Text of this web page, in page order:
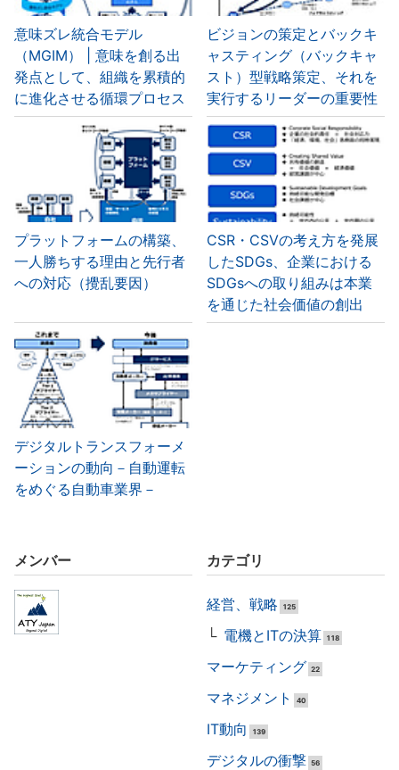
意味ズレ統合モデル
（MGIM） | 意味を創る出
発点として、組織を累積的
に進化させる循環プロセス
ビジョンの策定とバックキ
ャスティング（バックキャ
スト）型戦略策定、それを
実行するリーダーの重要性
プラットフォームの構築、
一人勝ちする理由と先行者
への対応（攪乱要因）
CSR・CSVの考え方を発展
したSDGs、企業における
SDGsへの取り組みは本業
を通じた社会価値の創出
デジタルトランスフォーメ
ーションの動向－自動運転
をめぐる自動車業界－
メンバー カテゴリ
経営、戦略 125
電機とITの決算 118
マーケティング 22
マネジメント 40
IT動向 139
デジタルの衝撃 56